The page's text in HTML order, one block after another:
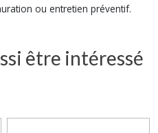
ou entretien préventif.
être intéressé